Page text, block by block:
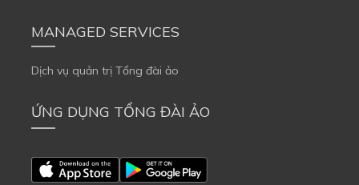
MANAGED SERVICES
Dịch vụ quản trị Tổng đài ảo
ỨNG DỤNG TỔNG ĐÀI ẢO